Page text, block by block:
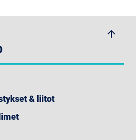
arrow_upwards
& liitot